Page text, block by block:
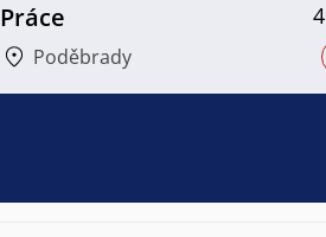
Práce
Poděbrady